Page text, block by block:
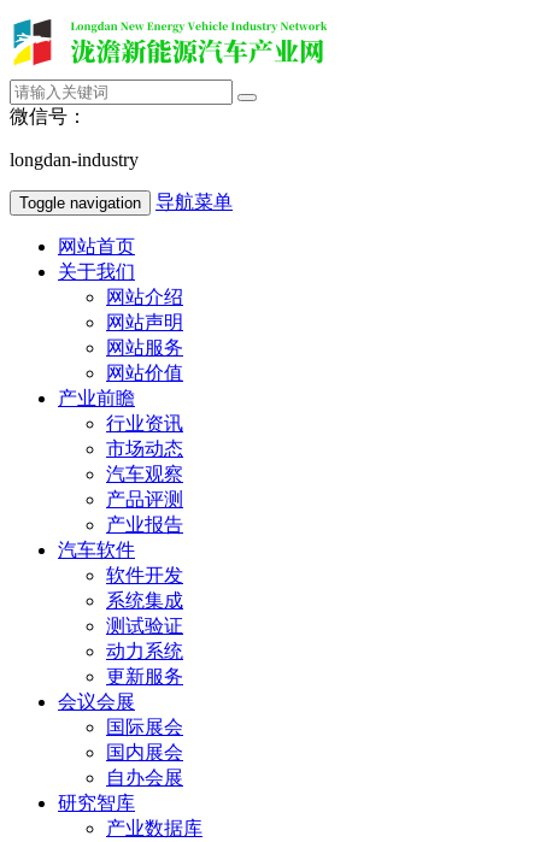
微信号：
longdan-industry
Toggle navigation 导航菜单
网站首页
关于我们
网站介绍
网站声明
网站服务
网站价值
产业前瞻
行业资讯
市场动态
汽车观察
产品评测
产业报告
汽车软件
软件开发
系统集成
测试验证
动力系统
更新服务
会议会展
国际展会
国内展会
自办会展
研究智库
产业数据库